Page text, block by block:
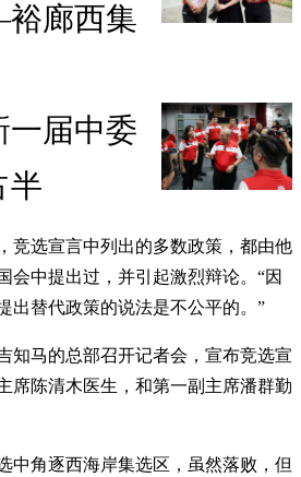
廊西集
一届中委
半
竞选宣言中列出的多数政策，都由他
会中提出过，并引起激烈辩论。“因
出替代政策的说法是不公平的。”
知马的总部召开记者会，宣布竞选宣
席陈清木医生，和第一副主席潘群勤
中角逐西海岸集选区，虽然落败，但